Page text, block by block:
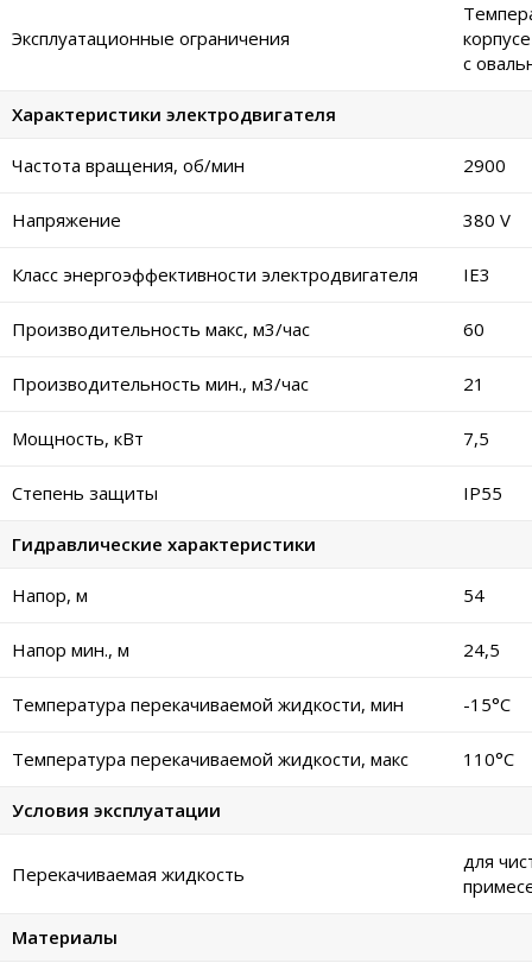
Эксплуатационные ограничения
с
Характеристики электродвигателя
Частота вращения, об/мин 2900
Напряжение 380 V
Класс энергоэффективности электродвигателя IE3
Производительность макс, м3/час 60
Производительность мин., м3/час 21
Мощность, кВт 7,5
Степень защиты IP55
Гидравлические характеристики
Напор, м 54
Напор мин., м 24,5
Температура перекачиваемой жидкости, мин -15°C
Температура перекачиваемой жидкости, макс 110°C
Условия эксплуатации
Перекачиваемая жидкость
для
Материалы